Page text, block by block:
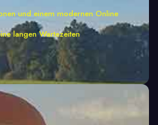
und einem modernen Online
langen Wartezeiten